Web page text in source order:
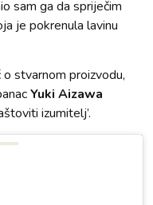
sam ga da spriječim
je pokrenula lavinu
stvarnom proizvodu,
Yuki Aizawa
izumitelj’.